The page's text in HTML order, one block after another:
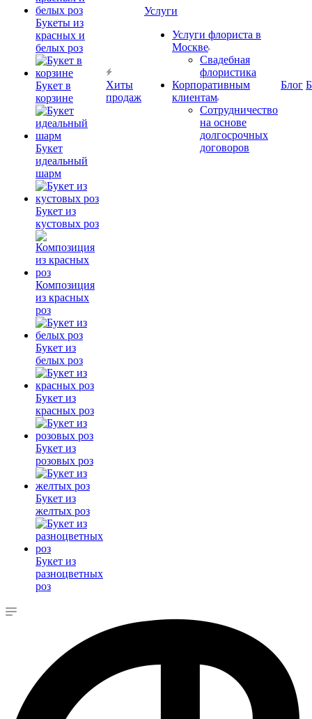
Букеты из
красных и
белых роз
Букет в
корзине
Букет
идеальный
шарм
Букет из
кустовых роз
Композиция
из красных
роз
Букет из
белых роз
Букет из
красных роз
Букет из
розовых роз
Букет из
желтых роз
Букет из
разноцветных
роз
Хиты
продаж
Услуги
Услуги флориста в
Москве
Свадебная
флористика
Корпоративным
клиентам
Сотрудничество
на основе
долгосрочных
договоров
Блог